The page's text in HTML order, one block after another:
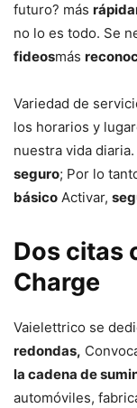
futuro? más
no lo es todo. Se
fideosmás
Variedad de
los horarios y
nuestra vida
seguro; Por lo
básico Activar,
Dos citas
Charge
Vaielettrico se
redondas,
la cadena de
automóviles,